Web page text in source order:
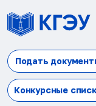
Подать
Конкурсные